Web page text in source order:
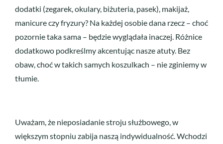
dodatki (zegarek, okulary, biżuteria, pasek), makijaż,
manicure czy fryzury? Na każdej osobie dana rzecz – choć
pozornie taka sama – będzie wyglądała inaczej. Różnice
dodatkowo podkreślmy akcentując nasze atuty. Bez
obaw, choć w takich samych koszulkach – nie zginiemy w
tłumie.
Uważam, że nieposiadanie stroju służbowego, w
większym stopniu zabija naszą indywidualność. Wchodzi